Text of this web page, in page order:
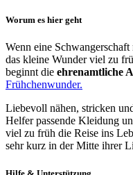
Worum es hier geht
Wenn eine
das kleine Wunder viel zu
beginnt die ehrenamtliche
Frühchenwunder.
Liebevoll nähen, stricken
Helfer passende Kleidung
viel zu früh die Reise ins
sehr kurz in der Mitte ihrer